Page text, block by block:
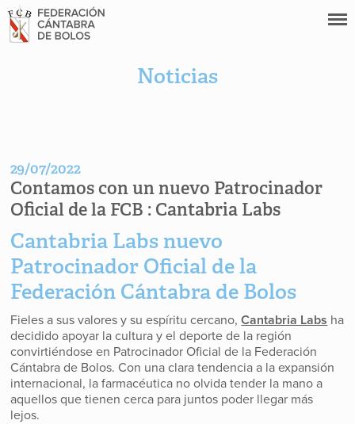
Noticias
29/07/2022
Contamos con un nuevo Patrocinador
Oficial de la FCB : Cantabria Labs
Cantabria Labs nuevo
Patrocinador Oficial de la
Federación Cántabra de Bolos
Fieles a sus valores y su espíritu cercano,Cantabria Labs ha
decidido apoyar la cultura y el deporte de la región
convirtiéndose en Patrocinador Oficial de la Federación
Cántabra de Bolos. Con una clara tendencia a la expansión
internacional, la farmacéutica no olvida tender la mano a
aquellos que tienen cerca para juntos poder llegar más
lejos.